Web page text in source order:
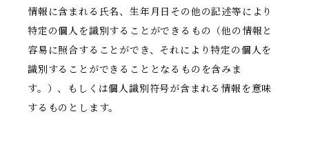
情報に含まれる氏名、生年月日その他の記述等により
特定の個人を識別することができるもの（他の情報と
容易に照合することができ、それにより特定の個人を
識別することができることとなるものを含みま
す。）、もしくは個人識別符号が含まれる情報を意味
するものとします。